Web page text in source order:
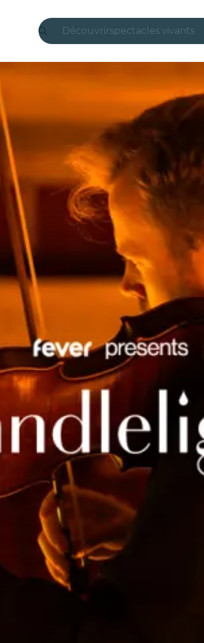
Découvrirspectacles vivants
Londres
expériences et villes
São Paulo
expositions
Séoul
visites urbaines
concerts
restaurants
cinéma